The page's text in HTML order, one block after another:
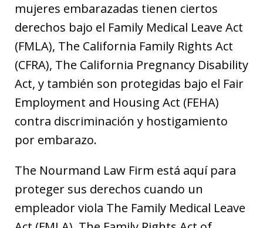
mujeres embarazadas tienen ciertos
derechos bajo el Family Medical Leave Act
(FMLA), The California Family Rights Act
(CFRA), The California Pregnancy Disability
Act, y también son protegidas bajo el Fair
Employment and Housing Act (FEHA)
contra discriminación y hostigamiento
por embarazo.
The Nourmand Law Firm está aquí para
proteger sus derechos cuando un
empleador viola The Family Medical Leave